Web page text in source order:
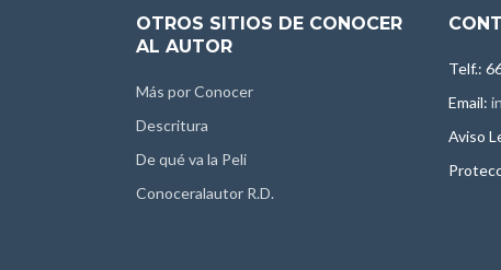
OTROS SITIOS DE CONOCER
AL AUTOR
Más por Conocer
Descritura
De qué va la Peli
Conoceralautor R.D.
Telf.:
Email:
Aviso